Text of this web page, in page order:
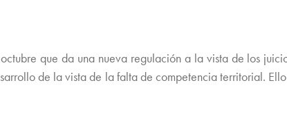
que da una nueva regulación a la vista de los
de la vista de la falta de competencia territorial.